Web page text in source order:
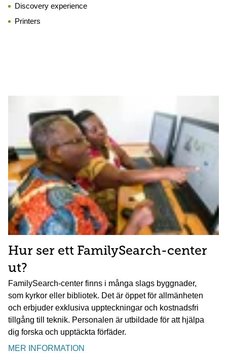
Discovery experience
Printers
Hur ser ett FamilySearch-center
ut?
FamilySearch-center finns i många slags byggnader,
som kyrkor eller bibliotek. Det är öppet för allmänheten
och erbjuder exklusiva uppteckningar och kostnadsfri
tillgång till teknik. Personalen är utbildade för att hjälpa
dig forska och upptäckta förfäder.
MER INFORMATION